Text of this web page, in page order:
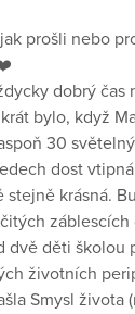
prošli nebo
dobrý čas
bylo, když
30
dost
krásná.
dvě děti
životních
Smysl života